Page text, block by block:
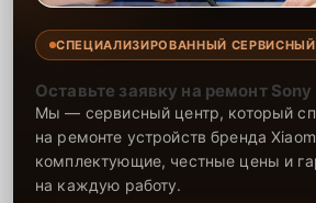
СПЕЦИАЛИЗИРОВАННЫЙ СЕРВИСНЫЙ
Оставьте заявку на ремонт Sony
Мы — сервисный центр, который
на ремонте устройств бренда
комплектующие, честные цены и
на каждую работу.